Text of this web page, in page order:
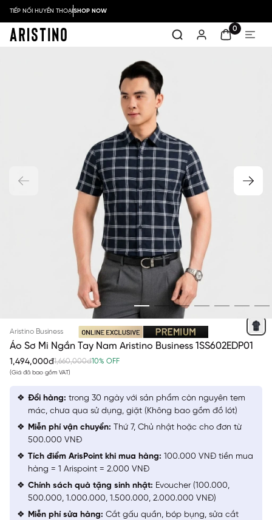
TIẾP NỐI HUYỀN THOẠISHOP NOW
0
Aristino Business
Áo Sơ Mi Ngắn Tay Nam Aristino Business 1SS602EDP01
1,494,000đ1,660,000đ10% OFF
(Giá đã bao gồm VAT)
Đổi hàng: trong 30 ngày với sản phẩm còn nguyên tem
mác, chưa qua sử dụng, giặt (Không bao gồm đồ lót)
Miễn phí vận chuyển: Thứ 7, Chủ nhật hoặc cho đơn từ
500.000 VNĐ
Tích điểm ArisPoint khi mua hàng: 100.000 VNĐ tiền mua
hàng = 1 Arispoint = 2.000 VNĐ
Chính sách quà tặng sinh nhật: Evoucher (100.000,
500.000, 1.000.000, 1.500.000, 2.000.000 VNĐ)
Miễn phí sửa hàng: Cắt gấu quần, bóp bụng, sửa cắt